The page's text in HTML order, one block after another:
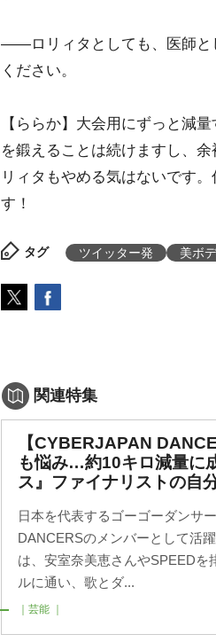
――ロリィタとしても、医師と
ください。
【ららか】大会用にずっと減
を鍛えることは続けますし、
リィタもやめる気はないです
す！
タグ ツイッター発 美ボ
関連特集
【CYBERJAPAN
も悩み…約10キロ減量に
ス』ファイナリストの自
日本を代表するゴーゴーダンサ
DANCERSのメンバーとして活
は、安室奈美恵さんやSPEEDを
ルに通い、歌とダ...
｜芸能 ｜